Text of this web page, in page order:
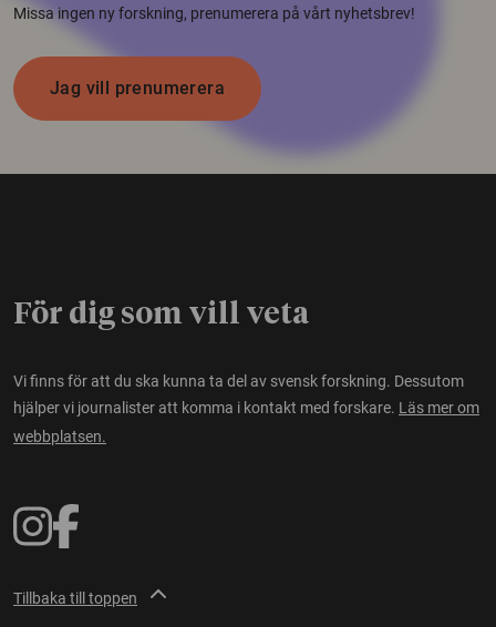
Missa ingen ny forskning, prenumerera på vårt nyhetsbrev!
Jag vill prenumerera
För dig som vill veta
Vi finns för att du ska kunna ta del av svensk forskning. Dessutom
hjälper vi journalister att komma i kontakt med forskare. Läs mer om
webbplatsen.
Tillbaka till toppen